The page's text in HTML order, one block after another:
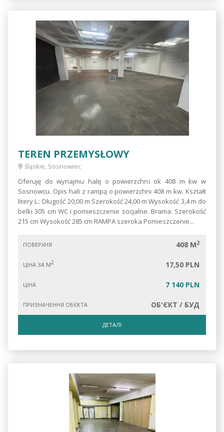
TEREN PRZEMYSŁOWY
śląskie, Sosnowiec
Oferuję do wynajmu halę o powierzchni ok 408 m kw w
Sosnowcu. Opis hali z rampą o powierzchni 408 m kw. Kształt
litery L.: Długość 20,00 m Szerokość 24,00 m Wysokość 3,4 m do
belki 305 cm WC i pomieszczenie socjalne. Brama: Szerokość
215 cm Wysokość 285 cm RAMPA szeroka Pomieszczenie...
ПОВЕРХНЯ 408 M2
ЦІНА ЗА М2 17,50 PLN
ЦІНА 7 140 PLN
ПРИЗНАЧЕННЯ ОБЄКТА ОБ'ЄКТ / БУД
ДЕТАЛІ